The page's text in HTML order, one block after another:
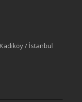
/ İstanbul